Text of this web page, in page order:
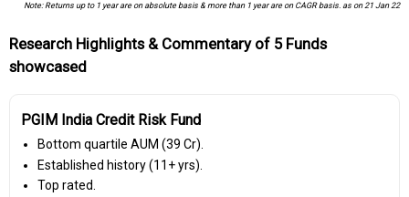
Note: Returns up to 1 year are on absolute basis & more than 1 year are on CAGR basis. as on 21 Jan 22
Research Highlights & Commentary of 5 Funds
showcased
PGIM India Credit Risk Fund
Bottom quartile AUM (₹39 Cr).
Established history (11+ yrs).
Top rated.